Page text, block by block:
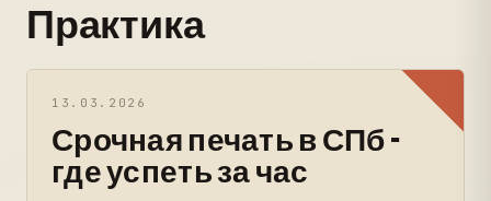
Практика
13.03.2026
Срочная печать в СПб -
где успеть за час